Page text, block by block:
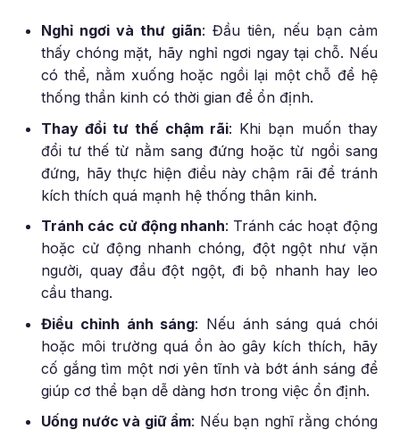
Nghỉ ngơi và thư giãn: Đầu tiên, nếu bạn cảm
thấy chóng mặt, hãy nghỉ ngơi ngay tại chỗ. Nếu
có thể, nằm xuống hoặc ngồi lại một chỗ để hệ
thống thần kinh có thời gian để ổn định.
Thay đổi tư thế chậm rãi: Khi bạn muốn thay
đổi tư thế từ nằm sang đứng hoặc từ ngồi sang
đứng, hãy thực hiện điều này chậm rãi để tránh
kích thích quá mạnh hệ thống thân kinh.
Tránh các cử động nhanh: Tránh các hoạt động
hoặc cử động nhanh chóng, đột ngột như vặn
người, quay đầu đột ngột, đi bộ nhanh hay leo
cầu thang.
Điều chỉnh ánh sáng: Nếu ánh sáng quá chói
hoặc môi trường quá ồn ào gây kích thích, hãy
cố gắng tìm một nơi yên tĩnh và bớt ánh sáng để
giúp cơ thể bạn dễ dàng hơn trong việc ổn định.
Uống nước và giữ ẩm: Nếu bạn nghĩ rằng chóng